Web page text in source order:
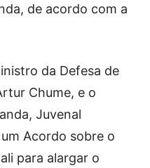
de acordo com a
da Defesa de
Chume, e o
Juvenal
Acordo sobre o
para alargar o